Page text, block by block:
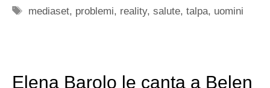
Tag
mediaset, problemi, reality,salute,talpa, uomini
Elena Barolo le canta a Belen